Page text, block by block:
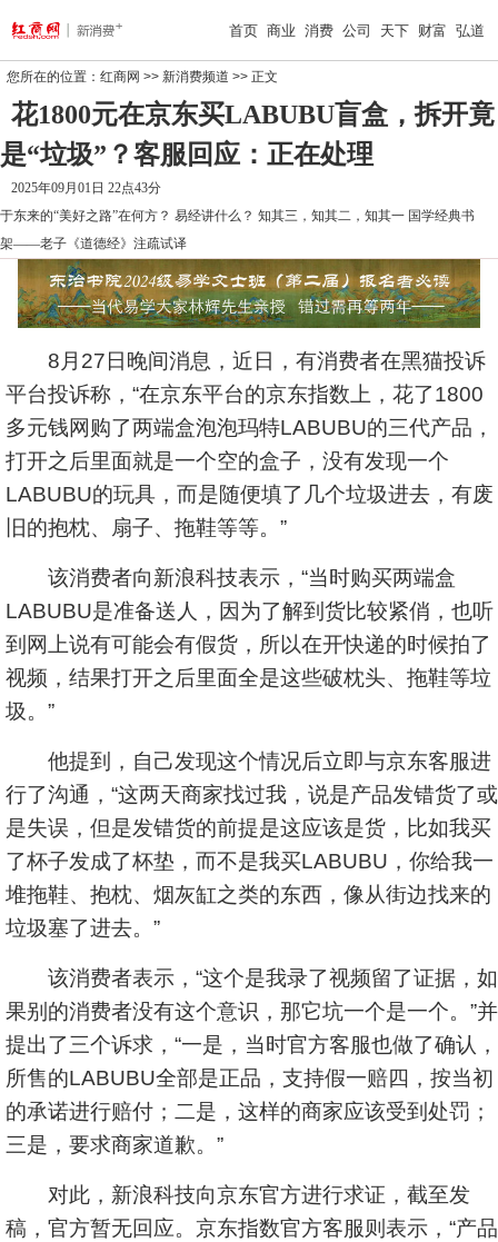
首页 商业 消费 公司 天下 财富 弘道
您所在的位置： 红商网 >> 新消费频道 >> 正文
花1800元在京东买LABUBU盲盒，拆开竟
是“垃圾”？客服回应：正在处理
2025年09月01日 22点43分
于东来的“美好之路”在何方？ 易经讲什么？ 知其三，知其二，知其一 国学经典书
架——老子《道德经》注疏试译
8月27日晚间消息，近日，有消费者在黑猫投诉
平台投诉称，“在京东平台的京东指数上，花了1800
多元钱网购了两端盒泡泡玛特LABUBU的三代产品，
打开之后里面就是一个空的盒子，没有发现一个
LABUBU的玩具，而是随便填了几个垃圾进去，有废
旧的抱枕、扇子、拖鞋等等。”
该消费者向新浪科技表示，“当时购买两端盒
LABUBU是准备送人，因为了解到货比较紧俏，也听
到网上说有可能会有假货，所以在开快递的时候拍了
视频，结果打开之后里面全是这些破枕头、拖鞋等垃
圾。”
他提到，自己发现这个情况后立即与京东客服进
行了沟通，“这两天商家找过我，说是产品发错货了或
是失误，但是发错货的前提是这应该是货，比如我买
了杯子发成了杯垫，而不是我买LABUBU，你给我一
堆拖鞋、抱枕、烟灰缸之类的东西，像从街边找来的
垃圾塞了进去。”
该消费者表示，“这个是我录了视频留了证据，如
果别的消费者没有这个意识，那它坑一个是一个。”并
提出了三个诉求，“一是，当时官方客服也做了确认，
所售的LABUBU全部是正品，支持假一赔四，按当初
的承诺进行赔付；二是，这样的商家应该受到处罚；
三是，要求商家道歉。”
对此，新浪科技向京东官方进行求证，截至发
稿，官方暂无回应。京东指数官方客服则表示，“产品